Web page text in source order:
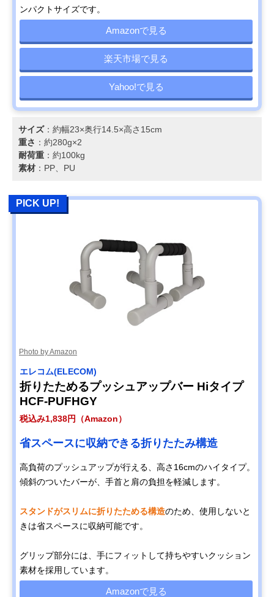
ンパクトサイズです。
Amazonで見る
楽天市場で見る
Yahoo!で見る
サイズ：約幅23×奥行14.5×高さ15cm
重さ ：約280g×2
耐荷重 ：約100kg
素材 ：PP、PU
PICK UP!
Photo by Amazon
エレコム(ELECOM)
折りたためるプッシュアップバー Hiタイプ
HCF-PUFHGY
税込み1,838円（Amazon）
省スペースに収納できる折りたたみ構造
高負荷のプッシュアップが行える、高さ16cmのハイタイプ。
傾斜のついたバーが、手首と肩の負担を軽減します。
スタンドがスリムに折りたためる構造のため、使用しないと
きは省スペースに収納可能です。
グリップ部分には、手にフィットして持ちやすいクッション
素材を採用しています。
Amazonで見る